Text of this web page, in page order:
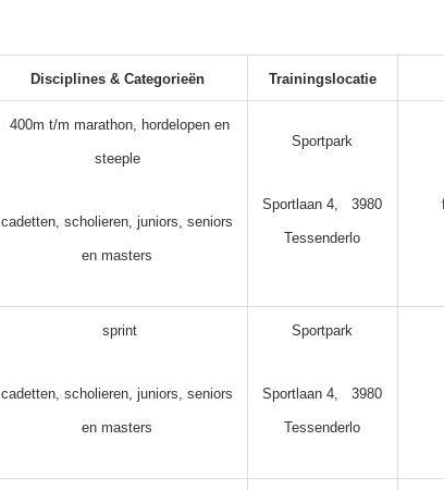
Disciplines & Categorieën Trainingslocatie
400m t/m marathon, hordelopen en
steeple
cadetten, scholieren, juniors, seniors
en masters
Sportpark
Sportlaan 4, 3980
Tessenderlo
sprint
cadetten, scholieren, juniors, seniors
en masters
Sportpark
Sportlaan 4, 3980
Tessenderlo